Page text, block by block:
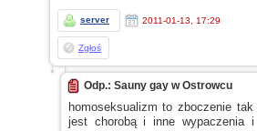
server 2011-01-13, 17:29
Zgłoś
Odp.: Sauny gay w Ostrowcu
homoseksualizm to zboczenie
jest chorobąi inne wypaczenia i